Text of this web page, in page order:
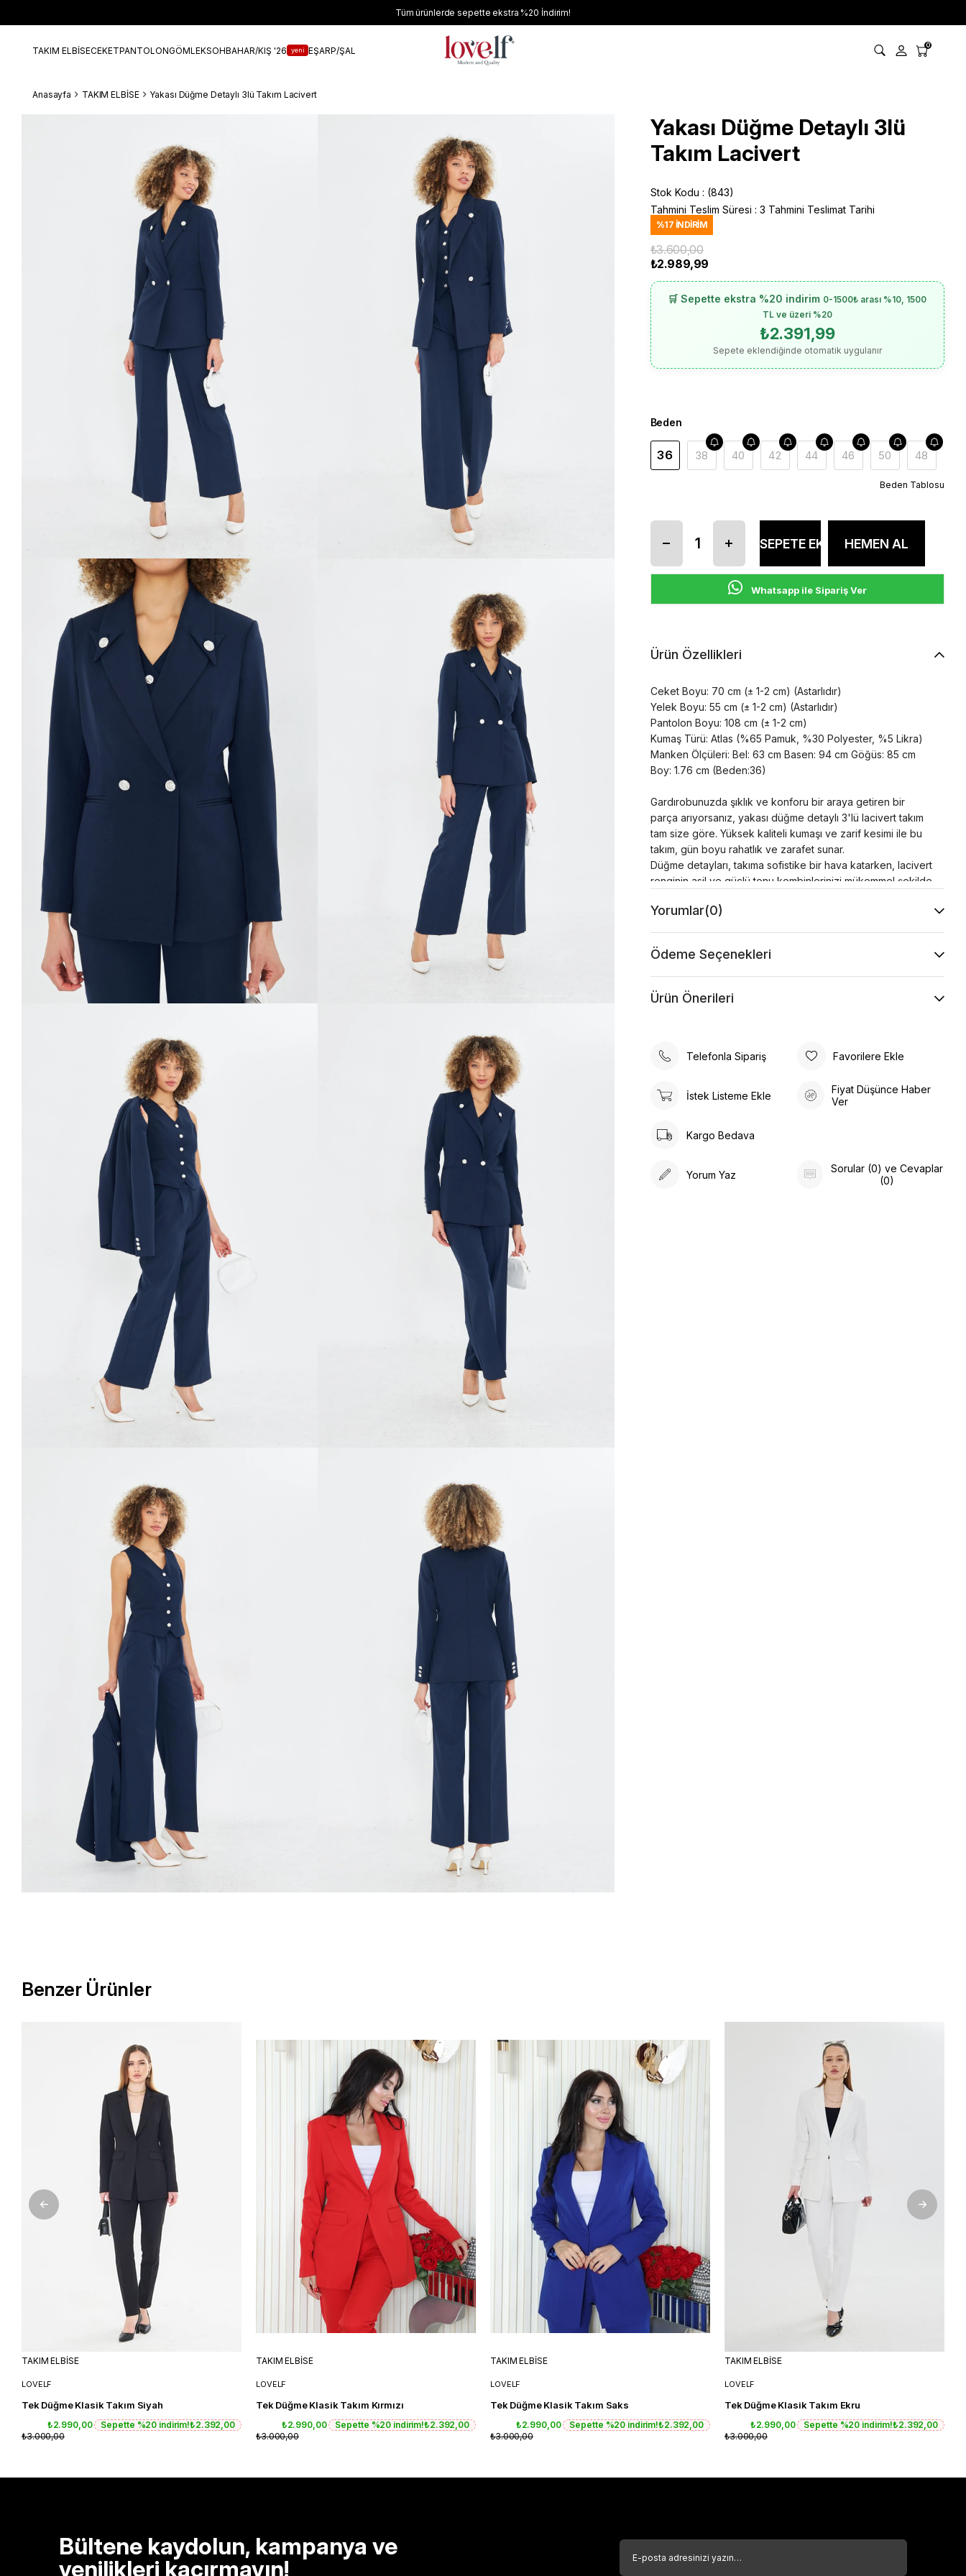
Tüm ürünlerde sepette ekstra %20 İndirim!
TAKIM ELBİSECEKETPANTOLONGÖMLEKSOHBAHAR/KIŞ '26 yeni EŞARP/ŞAL 0
Anasayfa TAKIM ELBİSE Yakası Düğme Detaylı 3lü Takım Lacivert
Yakası Düğme Detaylı 3lü
Takım Lacivert
Stok Kodu
(843)
Tahmini Teslim Süresi : 3 Tahmini Teslimat Tarihi
%17 İNDIRIM
₺3.600,00
₺2.989,99
🛒 Sepette ekstra %20 indirim 0-1500₺ arası %10, 1500
TL ve üzeri %20
₺2.391,99
Sepete eklendiğinde otomatik uygulanır
Beden
36 38 40 42 44 46 50 48
Beden Tablosu
Whatsapp ile Sipariş Ver
Ürün Özellikleri
Ceket Boyu: 70 cm (± 1-2 cm) (Astarlıdır)
Yelek Boyu: 55 cm (± 1-2 cm) (Astarlıdır)
Pantolon Boyu: 108 cm (± 1-2 cm)
Kumaş Türü: Atlas (%65 Pamuk, %30 Polyester, %5 Likra)
Manken Ölçüleri: Bel: 63 cm Basen: 94 cm Göğüs: 85 cm
Boy: 1.76 cm (Beden:36)
Gardırobunuzda şıklık ve konforu bir araya getiren bir
parça arıyorsanız, yakası düğme detaylı 3'lü lacivert takım
tam size göre. Yüksek kaliteli kumaşı ve zarif kesimi ile bu
takım, gün boyu rahatlık ve zarafet sunar.
Düğme detayları, takıma sofistike bir hava katarken, lacivert
renginin asil ve güçlü tonu kombinlerinizi mükemmel şekilde
rahatlıkla kullanabileceğiniz bu takım, tarzınızı öne
Bu şık takımı hemen sepetinize ekleyin ve gardırobunuza
taze bir soluk getirin. Yakası düğme detaylı 3'lü lacivert
takım ile her ortamda fark yaratın ve kendinizi güçlü
hissedin. Şimdi tarzınıza yeni bir bakış açısı kazandırmanın
Hem günlük şıklık hem de özel anlar için mükemmel bir
kadın takım tam size göre. Kaliteli kumaşı ve zarif kesimi ile
bu takım, tüm gün boyunca konfor ve şıklık sunar.
renginin asil ve güçlü tonu kombinlerinizi mükemmel şekilde
rahatlıkla kullanabileceğiniz bu takım, stilinizi öne çıkaracak.
Bu zarif takımı hemen sepetinize ekleyin ve stilinize yeni bir
Yorumlar(0)
Ödeme Seçenekleri
Ürün Önerileri
Telefonla Sipariş Favorilere Ekle
İstek Listeme Ekle
Fiyat Düşünce Haber
Ver
Kargo Bedava
Yorum Yaz
Sorular (0) ve Cevaplar
(0)
Benzer Ürünler
TAKIM ELBİSE
LOVELF
Tek Düğme Klasik Takım Siyah
₺2.990,00 Sepette %20 indirim!₺2.392,00
₺3.000,00
TAKIM ELBİSE
LOVELF
Tek Düğme Klasik Takım Kırmızı
₺2.990,00 Sepette %20 indirim!₺2.392,00
₺3.000,00
TAKIM ELBİSE
LOVELF
Tek Düğme Klasik Takım Saks
₺2.990,00 Sepette %20 indirim!₺2.392,00
₺3.000,00
TAKIM ELBİSE
LOVELF
Tek Düğme Klasik Takım Ekru
₺2.990,00 Sepette %20 indirim!₺2.392,00
₺3.000,00
Bültene kaydolun, kampanya ve
yenilikleri kaçırmayın!